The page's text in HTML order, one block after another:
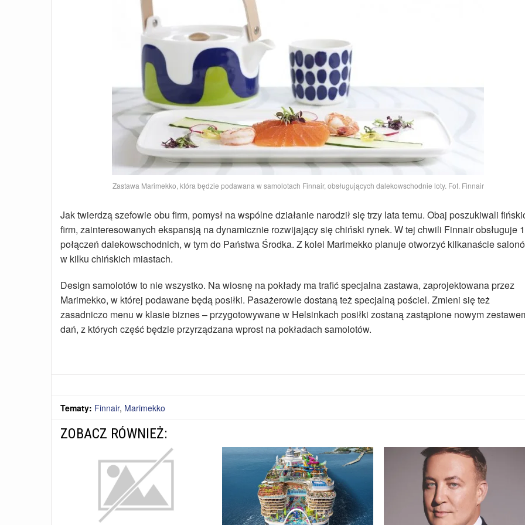
Zastawa Marimekko, która będzie podawana w samolotach Finnair, obsługujących dalekowschodnie loty. Fot. Finnair
Jak twierdzą szefowie obu firm, pomysł na wspólne działanie narodził się trzy lata temu. Obaj poszukiwali
firm, zainteresowanych ekspansją na dynamicznie rozwijający się chiński rynek. W tej chwili Finnair obsługuje
połączeń dalekowschodnich, w tym do Państwa Środka. Z kolei Marimekko planuje otworzyć kilkanaście
w kilku chińskich miastach.
Design samolotów to nie wszystko. Na wiosnę na pokłady ma trafić specjalna zastawa, zaprojektowana przez
Marimekko, w której podawane będą posiłki. Pasażerowie dostaną też specjalną pościel. Zmieni się też
zasadniczo menu w klasie biznes – przygotowywane w Helsinkach posiłki zostaną zastąpione nowym
dań, z których część będzie przyrządzana wprost na pokładach samolotów.
Tematy: Finnair, Marimekko
ZOBACZ RÓWNIEŻ: